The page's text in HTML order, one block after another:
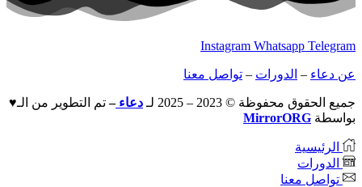
Instagram Whatsapp Telegram
عن دعاء – الدورات – تواصل معنا
جميع الحقوق محفوظة © 2023 – 2025 لـ دعاء–تم التطوير من الـ♥
بواسطة MirrorORG
الرئيسية
الدورات
تواصل معنا